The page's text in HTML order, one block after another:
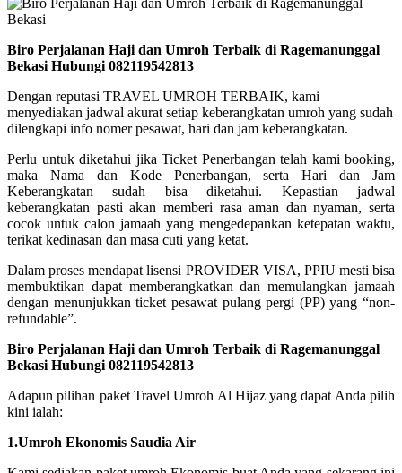
Biro Perjalanan Haji dan Umroh Terbaik di Ragemanunggal
Bekasi Hubungi 082119542813
Dengan reputasi TRAVEL UMROH TERBAIK, kami
menyediakan jadwal akurat setiap keberangkatan umroh yang sudah
dilengkapi info nomer pesawat, hari dan jam keberangkatan.
Perlu untuk diketahui jika Ticket Penerbangan telah kami booking,
maka Nama dan Kode Penerbangan, serta Hari dan Jam
Keberangkatan sudah bisa diketahui. Kepastian jadwal
keberangkatan pasti akan memberi rasa aman dan nyaman, serta
cocok untuk calon jamaah yang mengedepankan ketepatan waktu,
terikat kedinasan dan masa cuti yang ketat.
Dalam proses mendapat lisensi PROVIDER VISA, PPIU mesti bisa
membuktikan dapat memberangkatkan dan memulangkan jamaah
dengan menunjukkan ticket pesawat pulang pergi (PP) yang “non-
refundable”.
Biro Perjalanan Haji dan Umroh Terbaik di Ragemanunggal
Bekasi Hubungi 082119542813
Adapun pilihan paket Travel Umroh Al Hijaz yang dapat Anda pilih
kini ialah:
1.Umroh Ekonomis Saudia Air